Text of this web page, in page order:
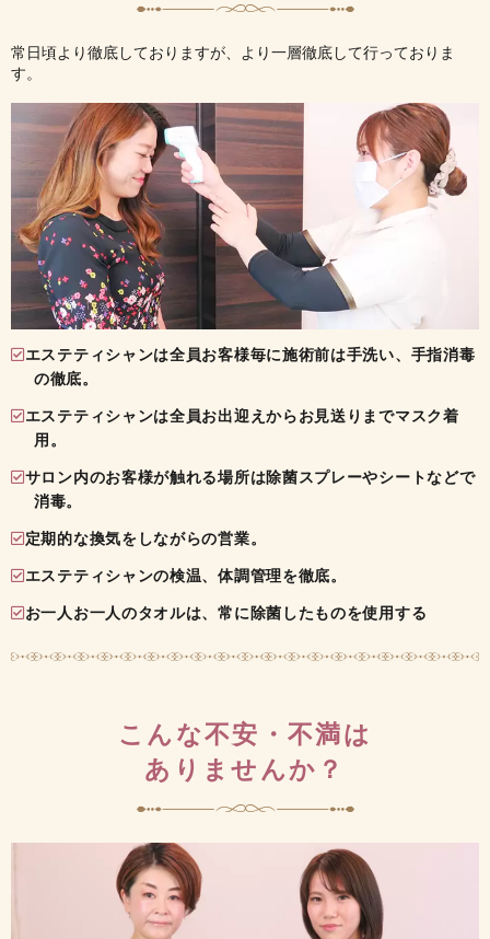
常日頃より徹底しておりますが、より一層徹底して行っておりま
す。
エステティシャンは全員お客様毎に施術前は手洗い、手指消毒
の徹底。
エステティシャンは全員お出迎えからお見送りまでマスク着
用。
サロン内のお客様が触れる場所は除菌スプレーやシートなどで
消毒。
定期的な換気をしながらの営業。
エステティシャンの検温、体調管理を徹底。
お一人お一人のタオルは、常に除菌したものを使用する
こんな不安・不満は
ありませんか？